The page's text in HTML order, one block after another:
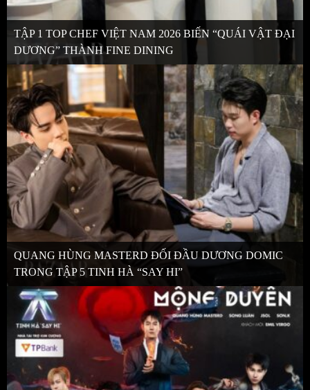
TẬP 1 TOP CHEF VIỆT NAM 2026 BIẾN “QUÁI VẬT ĐẠI
DƯƠNG” THÀNH FINE DINING
QUANG HÙNG MASTERD ĐỐI ĐẦU DƯƠNG DOMIC
TRONG TẬP 5 TINH HÀ “SAY HI”